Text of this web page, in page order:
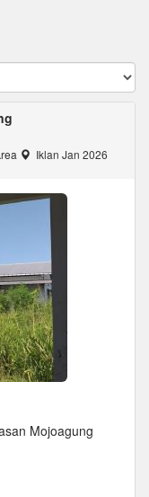
Iklan Jan 2026
Mojoagung